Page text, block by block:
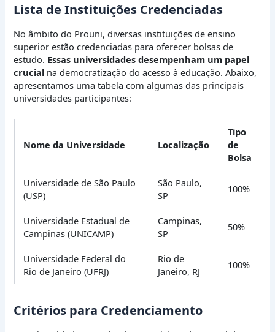
Lista de Instituições Credenciadas
No âmbito do Prouni, diversas instituições de ensino
superior estão credenciadas para oferecer bolsas de
estudo. Essas universidades desempenham um papel
crucial na democratização do acesso à educação. Abaixo,
apresentamos uma tabela com algumas das principais
universidades participantes:
Nome da Universidade Localização
Tipo
de
Bolsa
Universidade de São Paulo
(USP)
São Paulo,
SP
100%
Universidade Estadual de
Campinas (UNICAMP)
Campinas,
SP
50%
Universidade Federal do
Rio de Janeiro (UFRJ)
Rio de
Janeiro, RJ
100%
Critérios para Credenciamento